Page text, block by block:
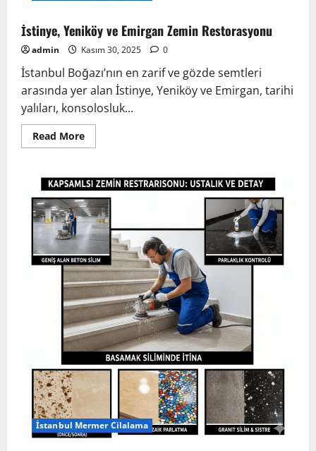
İstinye, Yeniköy ve Emirgan Zemin Restorasyonu
admin Kasım 30, 2025 0
İstanbul Boğazı’nın en zarif ve gözde semtleri
arasında yer alan İstinye, Yeniköy ve Emirgan, tarihi
yalıları, konsolosluk...
Read MoreRead
more
Yeniköy
ve
Emirgan
Zemin
Restorasyonu
İstanbul Mermer Cilalama